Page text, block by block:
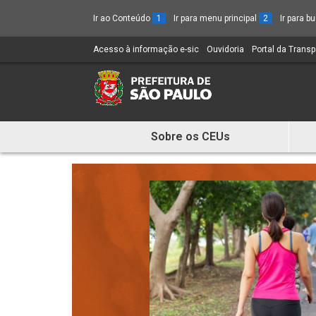
Ir ao Conteúdo 1 Ir para menu principal 2 Ir para
Acesso à informação e-sic (Link
um
novo
Ouvidoria (Link
Portal da
e
Sobre os CEUs